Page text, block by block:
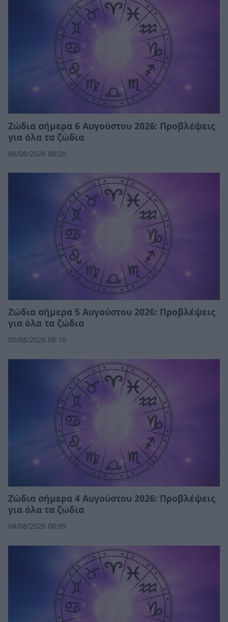
Ζώδια σήμερα 6 Αυγούστου 2026: Προβλέψεις
για όλα τα ζώδια
06/08/2026 08:20
Ζώδια σήμερα 5 Αυγούστου 2026: Προβλέψεις
για όλα τα ζώδια
05/08/2026 08:10
Ζώδια σήμερα 4 Αυγούστου 2026: Προβλέψεις
για όλα τα ζώδια
04/08/2026 08:09